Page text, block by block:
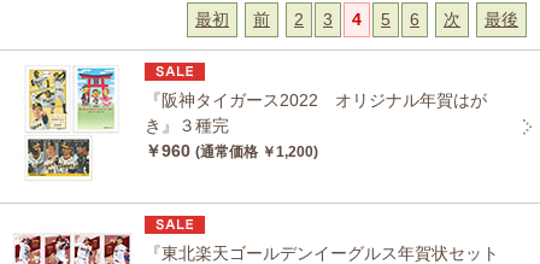
最初
前 2 3 4 5 6 次 最後
『阪神タイガース2022 オリジナル年賀はが
き』３種完
￥960 (通常価格 ￥1,200)
『東北楽天ゴールデンイーグルス年賀状セット